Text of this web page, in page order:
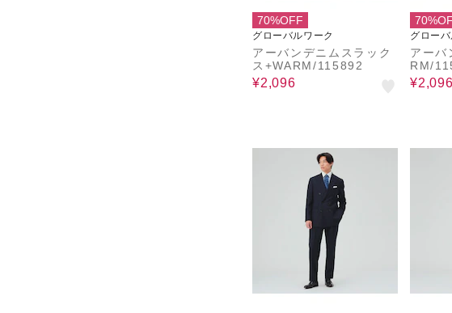
70%OFF
グローバルワーク
アーバンデニムスラック
ス+WARM/115892
¥2,096
グロー
アーバ
RM/
¥2,096